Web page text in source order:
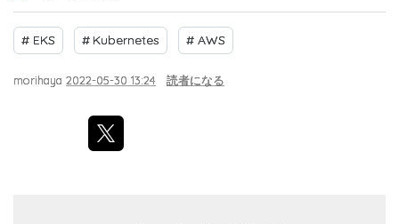
# EKS # Kubernetes # AWS
morihaya 2022-05-30 13:24 読者になる